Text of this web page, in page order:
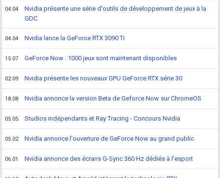
04.04
Nvidia présente une série d'outils de développement de jeux à la
GDC
04.04 Nvidia lance la GeForce RTX 3090 Ti
15.07 GeForce Now : 1000 jeux sont maintenant disponibles
02.09 Nvidia présente les nouveaux GPU GeForce RTX série 30
18.08 Nvidia annonce la version Beta de Geforce Now sur ChromeOS
05.05 Studios indépendants et Ray Tracing - Concours Nvidia
05.02 Nvidia annonce l'ouverture de GeForce Now au grand public
06.01 Nvidia annonce des écrans G-Sync 360 Hz dédiés à l'esport